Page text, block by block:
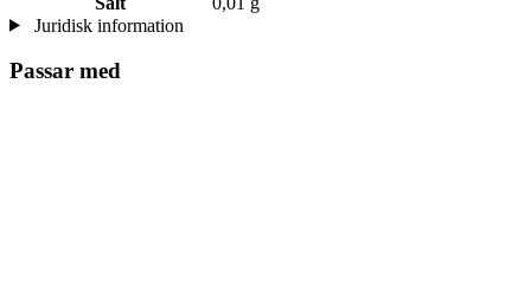
Juridisk information
Passar med